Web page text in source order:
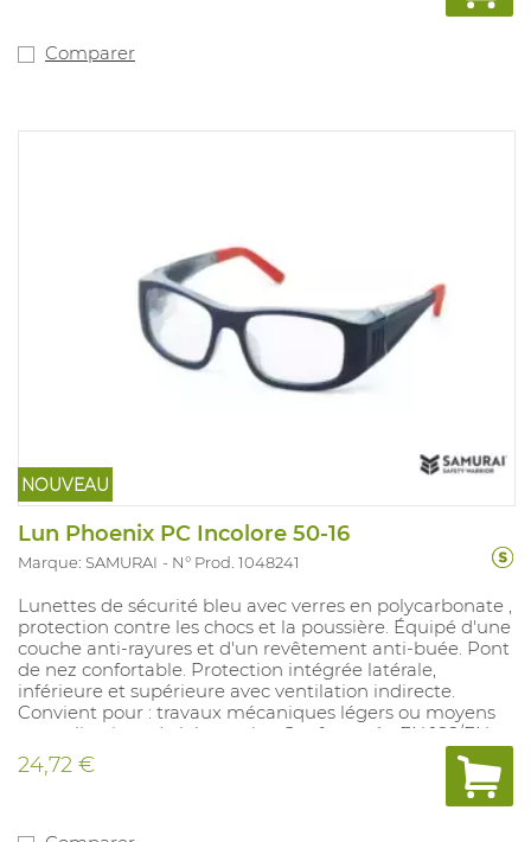
Comparer
NOUVEAU
Lun Phoenix PC Incolore 50-16
Marque: SAMURAI N° Prod. 1048241
Lunettes de sécurité bleu avec verres en polycarbonate ,
protection contre les chocs et la poussière. Équipé d'une
couche anti-rayures et d'un revêtement anti-buée. Pont
de nez confortable. Protection intégrée latérale,
inférieure et supérieure avec ventilation indirecte.
Convient pour : travaux mécaniques légers ou moyens
et applications de laboratoire. Conforme à : EN 166/EN
170 2-1,2 1 FT KN.
24,72 €